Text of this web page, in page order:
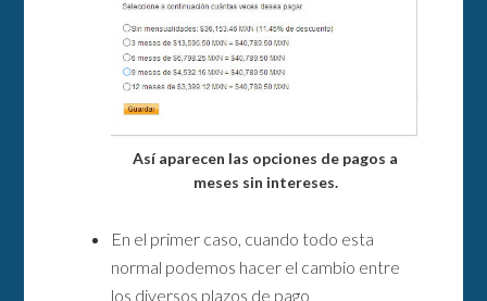
Así aparecen las opciones de pagos a
meses sin intereses.
En el primer caso, cuando todo esta
normal podemos hacer el cambio entre
los diversos plazos de pago